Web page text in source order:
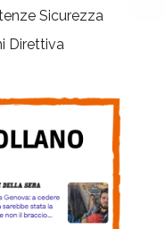
Sicurezza
Direttiva